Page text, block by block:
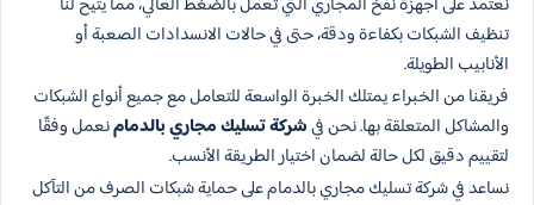
تنظيف الشبكات بكفاءة ودقة، حتى في حالات الانسدادات الصعبة أو
الأنابيب الطويلة.
فريقنا من الخبراء يمتلك الخبرة الواسعة للتعامل مع جميع أنواع الشبكات
والمشاكل المتعلقة بها. نحن فيشركة تسليك مجاري بالدمامنعمل وفقًا
لتقييم دقيق لكل حالة لضمان اختيار الطريقة الأنسب.
نساعد في شركة تسليك مجاري بالدمام على حماية شبكات الصرف من التآكل